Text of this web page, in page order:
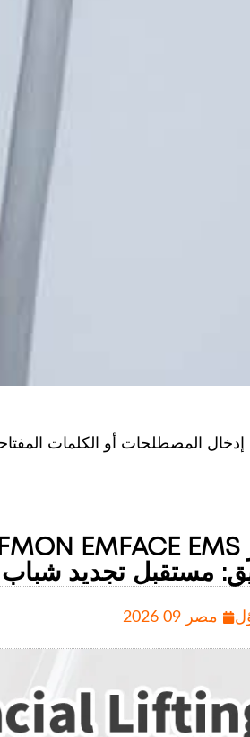
المصطلحات أو الكلمات
مستقبل تجديد
مصر 09 2026